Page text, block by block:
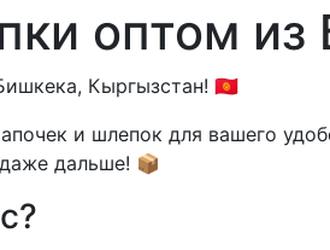
оптом
Кыргызстан! 🇰🇬
и шлепок для вашего
дальше! 📦